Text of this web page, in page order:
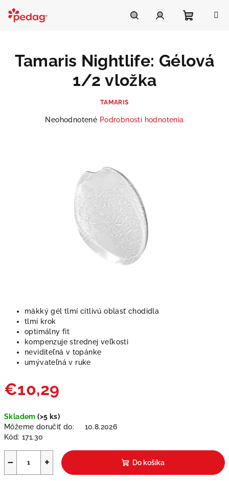
obsah
košík
mäkký gél tlmí citlivú oblasť chodidla
tlmí krok
optimálny fit
kompenzuje strednej veľkosti
neviditeľná v topánke
umývateľná v ruke
€10,29
cena:
Skladem(>5 ks)
Môžeme doručiť do:
10.8.2026
Kód: 171.30
+
− Do košíka
Tamaris Nightlife: Gélová
1/2 vložka
TAMARIS
Priemerné
hviezdičiek.
Neohodnotené Podrobnosti hodnotenia
Asistent Pedag